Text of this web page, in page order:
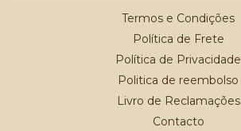
Termos e Condições
Política de Frete
Política de Privacidade
Politica de reembolso
Livro de Reclamações
Contacto